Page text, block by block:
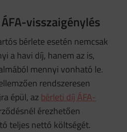
visszaigénylés
bérlete esetén nemcsak
a havi díj, hanem az is,
mennyi vonható le.
rendszeresen
épül, azbérleti díj ÁFA-
érezhetően
teljes nettó költségét.